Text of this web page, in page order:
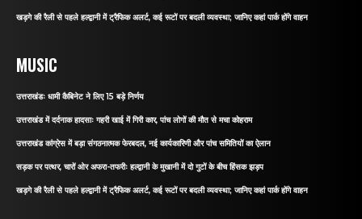
खड़गे की रैली से पहले हल्द्वानी में ट्रैफिक अलर्ट, कई रूटों पर बदली व्यवस्था; जानिए कहां पार्क होंगे वाहन
MUSIC
उत्तराखंडः धामी कैबिनेट ने लिए 15 बड़े निर्णय
उत्तराखंड में दर्दनाक हादसाः गहरी खाई में गिरी कार, पांच लोगों की मौत से मचा कोहराम
उत्तराखंड कांग्रेस में बड़ा संगठनात्मक फेरबदल, नई कार्यकारिणी और पांच समितियों का ऐलान
सड़क पर पत्थर, चारों ओर अफरा-तफरीः हल्द्वानी के मुखानी में दो गुटों के बीच हिंसक झड़प
खड़गे की रैली से पहले हल्द्वानी में ट्रैफिक अलर्ट, कई रूटों पर बदली व्यवस्था; जानिए कहां पार्क होंगे वाहन